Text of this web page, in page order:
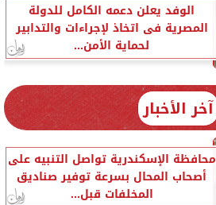
الوفد يعلن دعمه الكامل للدولة
المصرية فى اتخاذ لإجراءات والتدابير
لحماية الأمن...
آخر الأخبار
محافظة الإسكندرية تواصل التنبيه على
أصحاب المحال بسرعة توفير صناديق
المخلفات قبل...